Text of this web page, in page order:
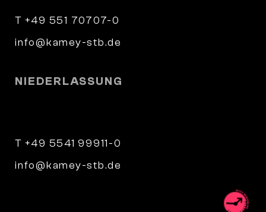
T +49 551 70707-0
info@kamey-stb.de
NIEDERLASSUNG
T +49 5541 99911-0
info@kamey-stb.de